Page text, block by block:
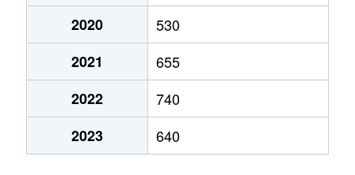
2020
530
2021
655
2022
740
2023
640